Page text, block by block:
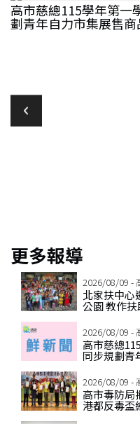
高市慈總115學年第一
劃青年自力市集展售商
更多報導
2026/08/09 -
北家扶中心
公園 教作
2026/08/09 -
高市慈總
同步規劃青
2026/08/09 -
高市毒防局
港都反毒盃